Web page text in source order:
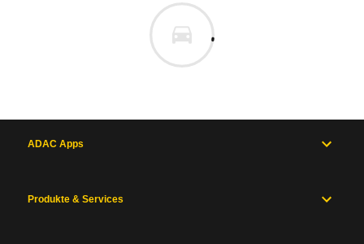
ADAC Apps
Produkte & Services